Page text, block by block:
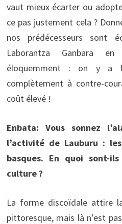
vaut mieux écarter ou
ce pas justement cela ?
nos prédécesseurs sont
Laborantza Ganbara
éloquemment : on y a
complètement à contre-
coût élevé !
Enbata: Vous sonnez
l’activité de Lauburu :
basques. En quoi sont-
culture ?
La forme discoïdale attire
pittoresque, mais là n’est